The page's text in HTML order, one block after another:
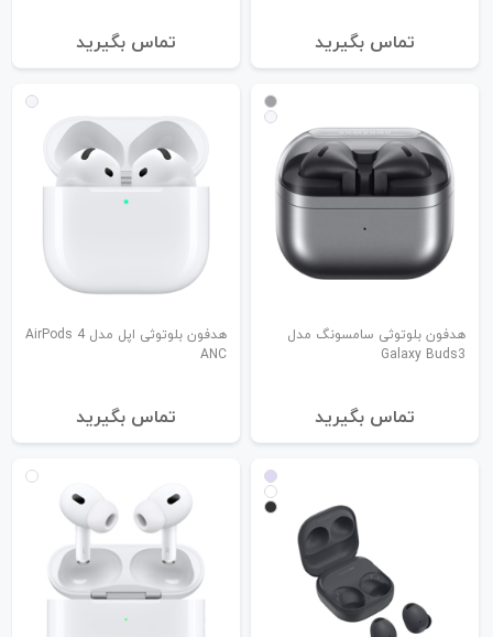
تماس بگیرید تماس بگیرید
هدفون بلوتوثی سامسونگ مدل
Galaxy Buds3
تماس بگیرید
هدفون بلوتوثی اپل مدل AirPods 4
ANC
تماس بگیرید